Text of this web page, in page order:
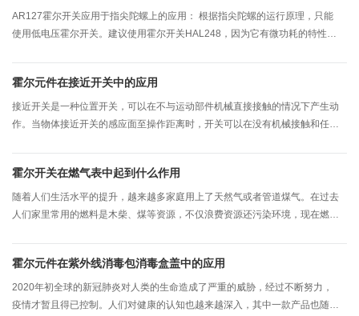
AR127霍尔开关应用于指尖陀螺上的应用： 根据指尖陀螺的运行原理，只能
使用低电压霍尔开关。建议使用霍尔开关HAL248，因为它有微功耗的特性，
霍尔元件在接近开关中的应用
接近开关是一种位置开关，可以在不与运动部件机械直接接触的情况下产生动
作。当物体接近开关的感应面至操作距离时，开关可以在没有机械接触和任何
霍尔开关在燃气表中起到什么作用
随着人们生活水平的提升，越来越多家庭用上了天然气或者管道煤气。在过去
人们家里常用的燃料是木柴、煤等资源，不仅浪费资源还污染环境，现在燃气
霍尔元件在紫外线消毒包消毒盒盖中的应用
2020年初全球的新冠肺炎对人类的生命造成了严重的威胁，经过不断努力，
疫情才暂且得已控制。人们对健康的认知也越来越深入，其中一款产品也随之